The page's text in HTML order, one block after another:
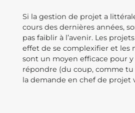
Si la gestion de projet a
cours des dernières années,
pas faiblir à l’avenir. Les
effet de se complexifier et les
sont un moyen efficace pour y
répondre (du coup, comme
la demande en chef de projet